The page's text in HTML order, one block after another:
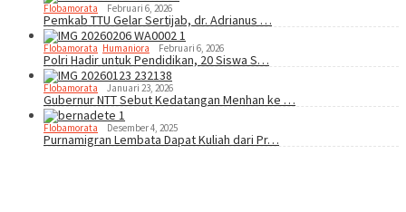
Flobamorata Februari 6, 2026
Pemkab TTU Gelar Sertijab, dr. Adrianus …
Flobamorata Humaniora Februari 6, 2026
Polri Hadir untuk Pendidikan, 20 Siswa S…
Flobamorata Januari 23, 2026
Gubernur NTT Sebut Kedatangan Menhan ke …
Flobamorata Desember 4, 2025
Purnamigran Lembata Dapat Kuliah dari Pr…